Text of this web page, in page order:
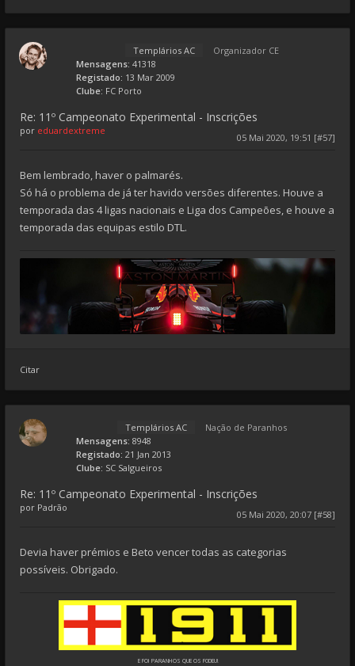
Templários AC
Organizador CE
Mensagens: 41318
Registado: 13 Mar 2009
Clube: FC Porto
Re: 11º Campeonato Experimental - Inscrições
05 Mai 2020, 19:51 [#57]
por eduardextreme
Bem lembrado, haver o palmarés.
Só há o problema de já ter havido versões diferentes. Houve a
temporada das 4 ligas nacionais e Liga dos Campeões, e houve a
temporada das equipas estilo DTL.
Citar
Templários AC
Nação de Paranhos
Mensagens: 8948
Registado: 21 Jan 2013
Clube: SC Salgueiros
Re: 11º Campeonato Experimental - Inscrições
05 Mai 2020, 20:07 [#58]
por Padrão
Devia haver prémios e Beto vencer todas as categorias
possíveis. Obrigado.
E FOI PARANHOS QUE OS F0DEU!